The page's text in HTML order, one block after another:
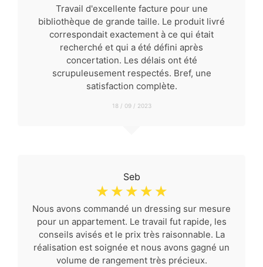
Travail d'excellente facture pour une
bibliothèque de grande taille. Le produit livré
correspondait exactement à ce qui était
recherché et qui a été défini après
concertation. Les délais ont été
scrupuleusement respectés. Bref, une
satisfaction complète.
18 / 09 / 2023
Seb
☆ ☆ ☆ ☆ ☆
Nous avons commandé un dressing sur mesure
pour un appartement. Le travail fut rapide, les
conseils avisés et le prix très raisonnable. La
réalisation est soignée et nous avons gagné un
volume de rangement très précieux.